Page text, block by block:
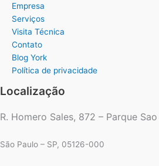
Empresa
Serviços
Visita Técnica
Contato
Blog York
Política de privacidade
Localização
R. Homero Sales, 872 – Parque
São Paulo – SP, 05126-000